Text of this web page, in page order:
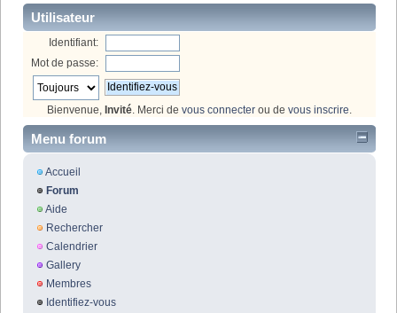
Utilisateur
Identifiant:
Mot de passe:
Bienvenue, Invité . Merci de vous connecter ou de vous inscrire
Menu forum
Accueil
Forum
Aide
Rechercher
Calendrier
Gallery
Membres
Identifiez-vous